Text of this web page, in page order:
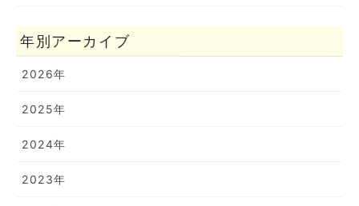
年別アーカイブ
2026年
2025年
2024年
2023年